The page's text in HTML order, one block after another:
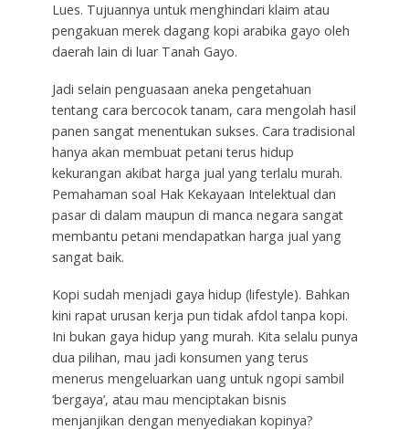
Lues. Tujuannya untuk menghindari klaim atau
pengakuan merek dagang kopi arabika gayo oleh
daerah lain di luar Tanah Gayo.
Jadi selain penguasaan aneka pengetahuan
tentang cara bercocok tanam, cara mengolah hasil
panen sangat menentukan sukses. Cara tradisional
hanya akan membuat petani terus hidup
kekurangan akibat harga jual yang terlalu murah.
Pemahaman soal Hak Kekayaan Intelektual dan
pasar di dalam maupun di manca negara sangat
membantu petani mendapatkan harga jual yang
sangat baik.
Kopi sudah menjadi gaya hidup (lifestyle). Bahkan
kini rapat urusan kerja pun tidak afdol tanpa kopi.
Ini bukan gaya hidup yang murah. Kita selalu punya
dua pilihan, mau jadi konsumen yang terus
menerus mengeluarkan uang untuk ngopi sambil
‘bergaya’, atau mau menciptakan bisnis
menjanjikan dengan menyediakan kopinya?